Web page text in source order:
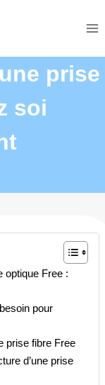
prise
soi
optique Free :
pour
prise fibre Free
d’une prise